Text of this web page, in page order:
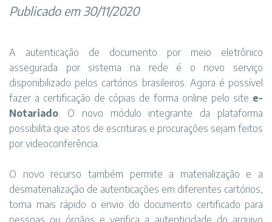
Publicado em 30/11/2020
A autenticação de documento por meio eletrônico
assegurada por sistema na rede é o novo serviço
disponibilizado pelos cartórios brasileiros. Agora é possível
fazer a certificação de cópias de forma online pelo site e-
Notariado. O novo módulo integrante da plataforma
possibilita que atos de escrituras e procurações sejam feitos
por videoconferência.
O novo recurso também permite a materialização e a
desmaterialização de autenticações em diferentes cartórios,
torna mais rápido o envio do documento certificado para
pessoas ou órgãos e verifica a autenticidade do arquivo